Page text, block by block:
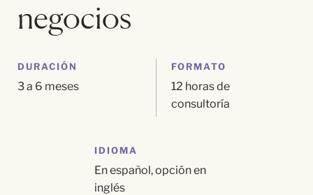
negocios
DURACIÓN
3 a 6 meses
FORMATO
12 horas de
consultoría
IDIOMA
En español, opción en
inglés